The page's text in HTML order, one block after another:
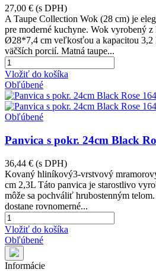
27,00 € (s DPH)
A Taupe Collection Wok (28 cm) je
pre moderné kuchyne. Wok vyrobený
Ø28*7,4 cm veľkosťou a kapacitou 3,2
väčších porcií. Matná taupe...
Vložiť do košíka
Obľúbené
Obľúbené
Panvica s pokr. 24cm Black
36,44 € (s DPH)
Kovaný hliníkový3-vrstvový
cm 2,3L Táto panvica je starostlivo
môže sa pochváliť hrubostenným
dostane rovnomerné...
Vložiť do košíka
Obľúbené
Informácie